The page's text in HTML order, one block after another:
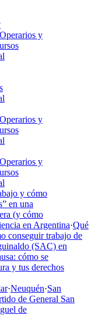
Operarios y
Operarios y
Operarios y
y cómo
en una
(y cómo
en Argentina·Qué
conseguir trabajo de
(SAC) en
cómo se
y tus derechos
·Neuquén·San
de General San
de